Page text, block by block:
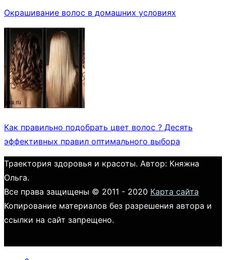
Окрашивание волос в домашних условиях
Как правильно подобрать цвет волос ? Десять
эффективных правил оптимального выбора
Траектория здоровья и красоты. Автор: Княжна
Ольга.
Все права защищены © 2011 - 2020 Карта сайта
Копирование материалов без разрешения автора и
ссылки на сайт запрещено.